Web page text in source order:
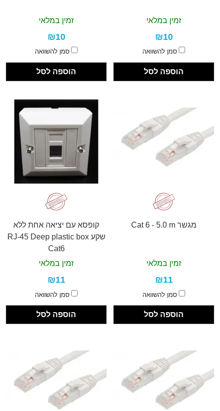
זמין במלאי
₪10
סמן להשוואה
הוספה לסל
זמין במלאי
₪10
סמן להשוואה
הוספה לסל
מגשר Cat 6 - 5.0 m
זמין במלאי
₪11
סמן להשוואה
הוספה לסל
קופסא עם יציאה אחת ללא
שקע RJ-45 Deep plastic box
Cat6
זמין במלאי
₪11
סמן להשוואה
הוספה לסל